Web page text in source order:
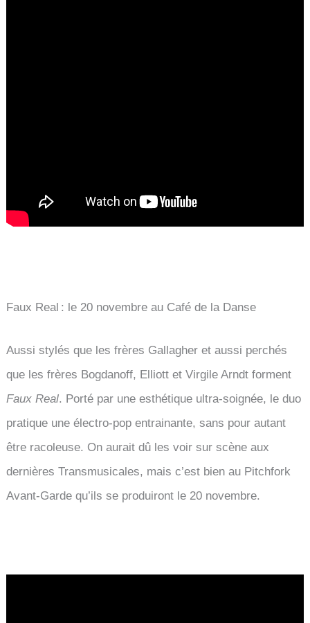
Faux Real : le 20 novembre au Café de la Danse
Aussi stylés que les frères Gallagher et aussi perchés
que les frères Bogdanoff, Elliott et Virgile Arndt forment
Faux Real. Porté par une esthétique ultra-soignée, le duo
pratique une électro-pop entrainante, sans pour autant
être racoleuse. On aurait dû les voir sur scène aux
dernières Transmusicales, mais c’est bien au Pitchfork
Avant-Garde qu’ils se produiront le 20 novembre.